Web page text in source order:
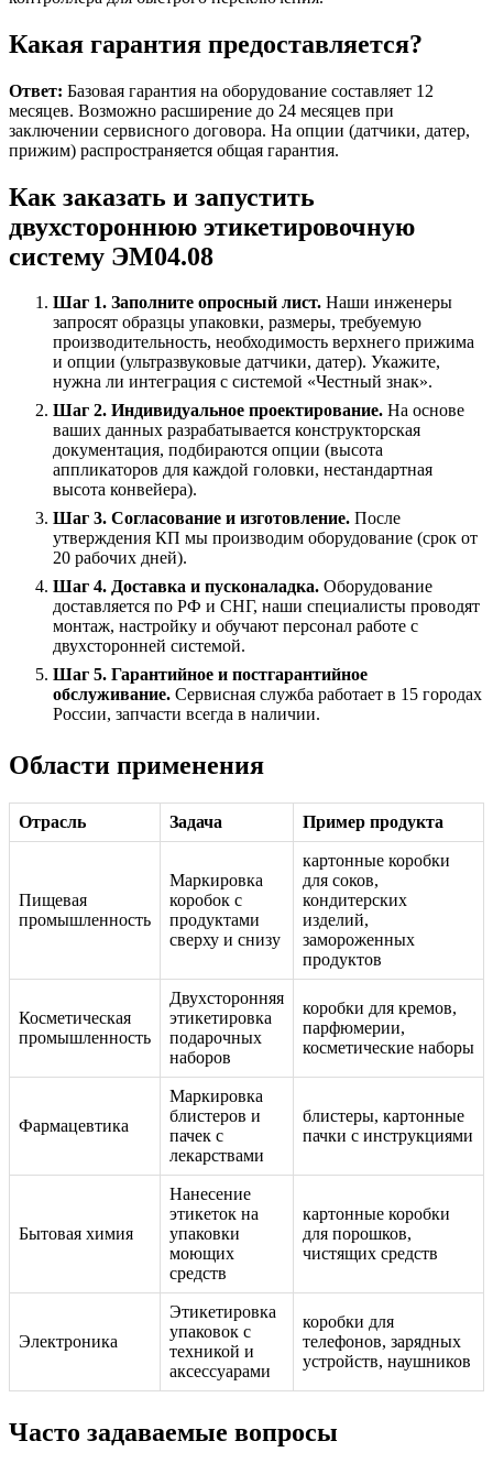
Какая гарантия предоставляется?
Ответ: Базовая гарантия на оборудование составляет 12
месяцев. Возможно расширение до 24 месяцев при
заключении сервисного договора. На опции (датчики, датер,
прижим) распространяется общая гарантия.
Как заказать и запустить
двухстороннюю этикетировочную
систему ЭМ04.08
Шаг 1. Заполните опросный лист. Наши инженеры
запросят образцы упаковки, размеры, требуемую
производительность, необходимость верхнего прижима
и опции (ультразвуковые датчики, датер). Укажите,
нужна ли интеграция с системой «Честный знак».
Шаг 2. Индивидуальное проектирование. На основе
ваших данных разрабатывается конструкторская
документация, подбираются опции (высота
аппликаторов для каждой головки, нестандартная
высота конвейера).
Шаг 3. Согласование и изготовление. После
утверждения КП мы производим оборудование (срок от
20 рабочих дней).
Шаг 4. Доставка и пусконаладка. Оборудование
доставляется по РФ и СНГ, наши специалисты проводят
монтаж, настройку и обучают персонал работе с
двухсторонней системой.
Шаг 5. Гарантийное и постгарантийное
обслуживание. Сервисная служба работает в 15 городах
России, запчасти всегда в наличии.
Области применения
Отрасль Задача Пример продукта
Пищевая
промышленность
Маркировка
коробок с
продуктами
сверху и снизу
картонные коробки
для соков,
кондитерских
изделий,
замороженных
продуктов
Косметическая
промышленность
Двухсторонняя
этикетировка
подарочных
наборов
коробки для кремов,
парфюмерии,
косметические наборы
Фармацевтика
Маркировка
блистеров и
пачек с
лекарствами
блистеры, картонные
пачки с инструкциями
Бытовая химия
Нанесение
этикеток на
упаковки
моющих
средств
картонные коробки
для порошков,
чистящих средств
Электроника
Этикетировка
упаковок с
техникой и
аксессуарами
коробки для
телефонов, зарядных
устройств, наушников
Часто задаваемые вопросы